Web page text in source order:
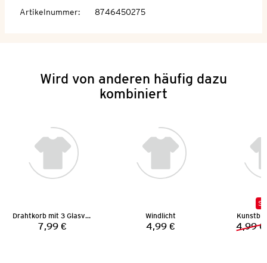
Artikelnummer: 8746450275
Wird von anderen häufig dazu
kombiniert
Drahtkorb mit 3 Glasvasen
Preis:
7,99 €
Windlicht
Preis:
4,99 € 4,99 €